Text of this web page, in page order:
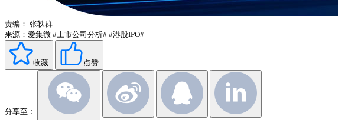
责编： 张轶群
来源：爱集微 #上市公司分析# #港股IPO#
收藏 点赞
分享至：